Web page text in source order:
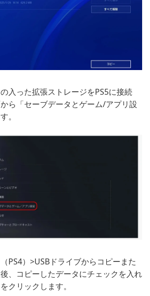
入った拡張ストレージをPS5に接続
ら「セーブデータとゲーム/アプリ設
。
PS4）>USBドライブからコピーまた
、コピーしたデータにチェックを入れ
クリックします。